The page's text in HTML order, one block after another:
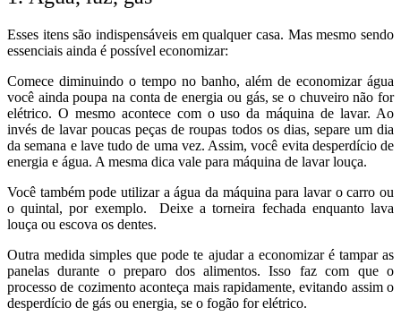
Esses itens são indispensáveis em qualquer casa. Mas mesmo sendo
essenciais ainda é possível economizar:
Comece diminuindo o tempo no banho, além de economizar água
você ainda poupa na conta de energia ou gás, se o chuveiro não for
elétrico. O mesmo acontece com o uso da máquina de lavar. Ao
invés de lavar poucas peças de roupas todos os dias, separe um dia
da semana e lave tudo de uma vez. Assim, você evita desperdício de
energia e água. A mesma dica vale para máquina de lavar louça.
Você também pode utilizar a água da máquina para lavar o carro ou
o quintal, por exemplo. Deixe a torneira fechada enquanto lava
louça ou escova os dentes.
Outra medida simples que pode te ajudar a economizar é tampar as
panelas durante o preparo dos alimentos. Isso faz com que o
processo de cozimento aconteça mais rapidamente, evitando assim o
desperdício de gás ou energia, se o fogão for elétrico.